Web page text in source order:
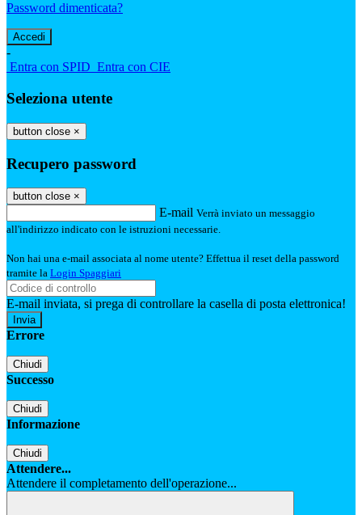
Password dimenticata?
-
Entra con SPID Entra con CIE
Seleziona utente
button close ×
Recupero password
button close ×
E-mail Verrà inviato un messaggio
all'indirizzo indicato con le istruzioni necessarie.
Non hai una e-mail associata al nome utente? Effettua il reset della password
tramite la Login Spaggiari
E-mail inviata, si prega di controllare la casella di posta elettronica!
Errore
Chiudi
Successo
Chiudi
Informazione
Chiudi
Attendere...
Attendere il completamento dell'operazione...